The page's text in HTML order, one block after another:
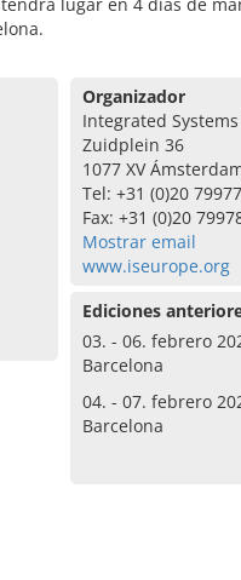
Organizador
Integrated
Zuidplein 36
1077 XV
Tel: +31 (0)20
Fax: +31 (0)20
Mostrar email
www.iseurope.org
Ediciones
03. - 06. febrero
Barcelona
04. - 07. febrero
Barcelona